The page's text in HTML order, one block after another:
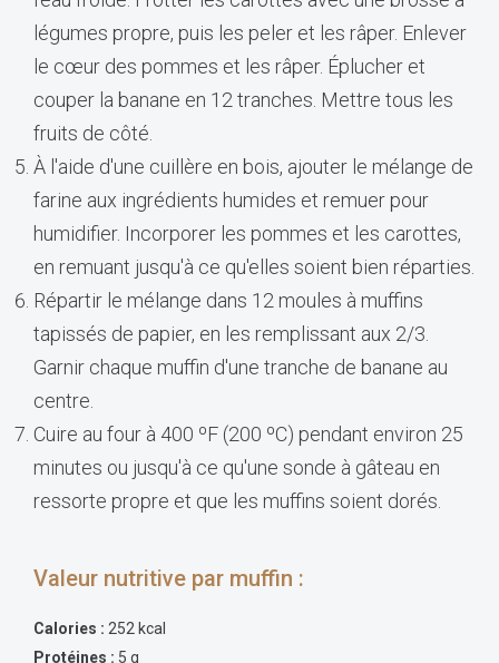
légumes propre, puis les peler et les râper. Enlever
le cœur des pommes et les râper. Éplucher et
couper la banane en 12 tranches. Mettre tous les
fruits de côté.
À l'aide d'une cuillère en bois, ajouter le mélange de
farine aux ingrédients humides et remuer pour
humidifier. Incorporer les pommes et les carottes,
en remuant jusqu'à ce qu'elles soient bien réparties.
Répartir le mélange dans 12 moules à muffins
tapissés de papier, en les remplissant aux 2/3.
Garnir chaque muffin d'une tranche de banane au
centre.
Cuire au four à 400 ºF (200 ºC) pendant environ 25
minutes ou jusqu'à ce qu'une sonde à gâteau en
ressorte propre et que les muffins soient dorés.
Valeur nutritive par muffin :
Calories : 252 kcal
Protéines : 5 g